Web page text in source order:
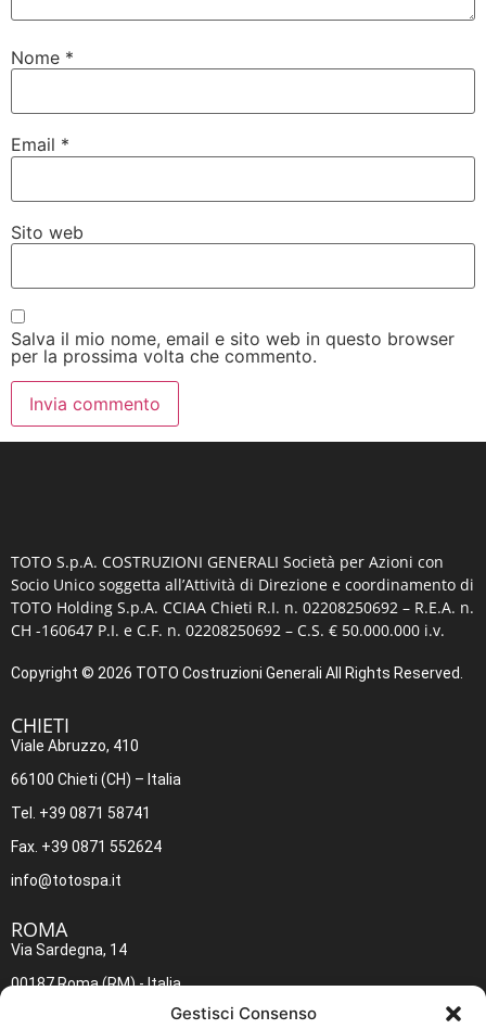
Gestisci Consenso
Nome *
Email *
Sito web
Salva il mio nome, email e sito web in questo browser
per la prossima volta che commento.
TOTO S.p.A. COSTRUZIONI GENERALI Società per Azioni con
Socio Unico soggetta all’Attività di Direzione e coordinamento di
TOTO Holding S.p.A. CCIAA Chieti R.I. n. 02208250692 – R.E.A. n.
CH -160647 P.I. e C.F. n. 02208250692 – C.S. € 50.000.000 i.v.
Copyright © 2026 TOTO Costruzioni Generali All Rights Reserved.
CHIETI​
Viale Abruzzo, 410
66100 Chieti (CH) – Italia
Tel. +39 0871 58741
Fax. +39 0871 552624
info@totospa.it
ROMA​
Via Sardegna, 14
00187 Roma (RM) - Italia